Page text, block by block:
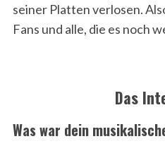
seiner Platten verlosen.
Fans und alle, die es noch
Das
Was war dein